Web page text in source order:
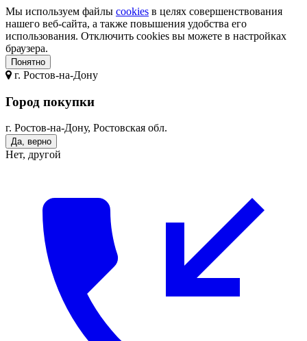
Мы используем файлы cookies в целях совершенствования
нашего веб-сайта, а также повышения удобства его
использования. Отключить cookies вы можете в настройках
браузера.
Понятно
г. Ростов-на-Дону
Город покупки
г. Ростов-на-Дону, Ростовская обл.
Да, верно
Нет, другой